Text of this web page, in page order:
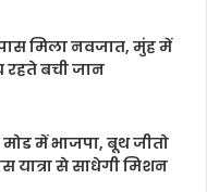
मिला नवजात, मुंह में
रहते बची जान
मोड में भाजपा, बूथ जीतो
यात्रा से साधेगी मिशन